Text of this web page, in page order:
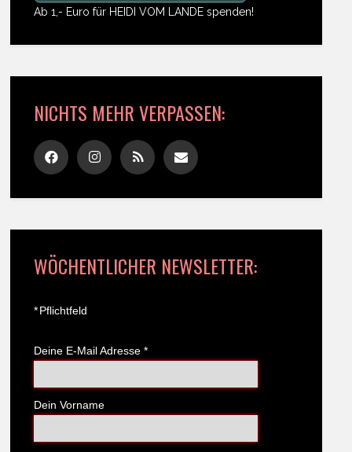
Ab 1,- Euro für HEIDI VOM LANDE spenden!
NICHTS MEHR VERPASSEN:
WÖCHENTLICHER NEWSLETTER:
*Pflichtfeld
Deine E-Mail Adresse *
Dein Vorname